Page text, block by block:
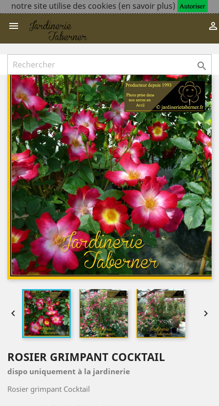
notre site utilise des cookies (en savoir plus)
 

 
ROSIER GRIMPANT COCKTAIL
dispo uniquement à la jardinerie
Rosier grimpant Cocktail